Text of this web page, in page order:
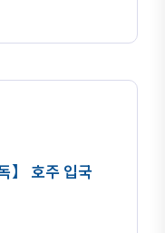
】 호주 입국